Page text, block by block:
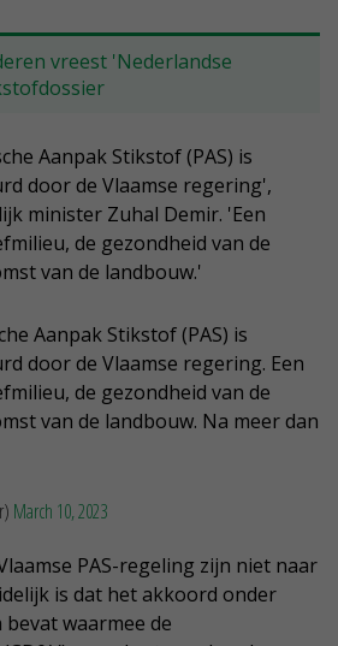
vreest 'Nederlandse
Aanpak Stikstof (PAS) is
door de Vlaamse regering',
minister Zuhal Demir. 'Een
de gezondheid van de
van de landbouw.'
Aanpak Stikstof (PAS) is
door de Vlaamse regering. Een
de gezondheid van de
van de landbouw. Na meer dan
March 10, 2023
PAS-regeling zijn niet naar
is dat het akkoord onder
waarmee de